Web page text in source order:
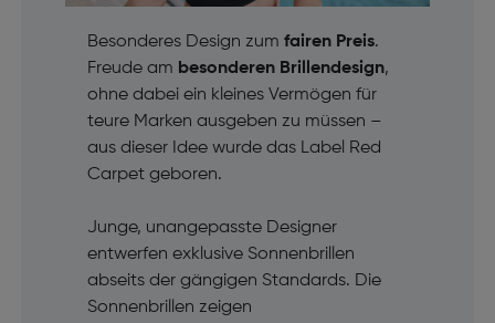
Besonderes Design zum fairen Preis.
Freude am besonderen Brillendesign,
ohne dabei ein kleines Vermögen für
teure Marken ausgeben zu müssen –
aus dieser Idee wurde das Label Red
Carpet geboren.
Junge, unangepasste Designer
entwerfen exklusive Sonnenbrillen
abseits der gängigen Standards. Die
Sonnenbrillen zeigen